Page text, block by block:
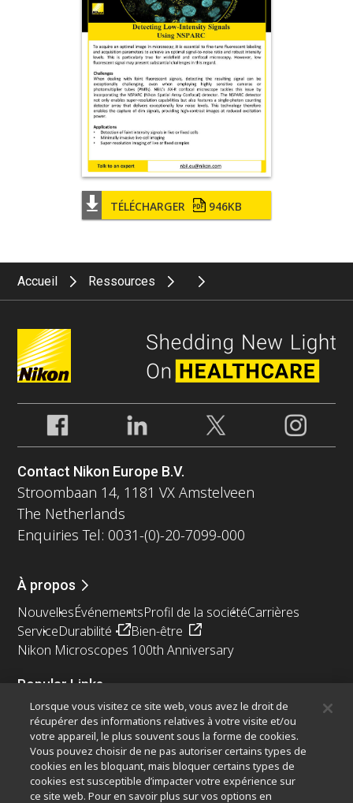
TÉLÉCHARGER 946KB
Accueil Ressources
Contact Nikon Europe B.V.
Stroombaan 14, 1181 VX Amstelveen
The Netherlands
Enquiries Tel: 0031-(0)-20-7099-000
À propos
NouvellesÉvénementsProfil de la sociétéCarrières
ServiceDurabilité
Bien-être
Nikon Microscopes 100th Anniversary
Popular Links
Dernières nouvelles et actualitésSélecteur d’objectifs
Resolution CalculatorPubScopeOEM
Nikon Small World
MicroscopyU
Autres Produits Nikon
Lorsque vous visitez ce site web, vous avez le droit de
récupérer des informations relatives à votre visite et/ou
votre appareil, le plus souvent sous la forme de cookies.
Vous pouvez choisir de ne pas autoriser certains types de
cookies en les bloquant, mais bloquer certains types de
cookies est susceptible d’impacter votre expérience sur
ce site web. Pour en savoir plus sur vos options en